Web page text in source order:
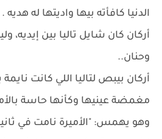
الدنيا كافأته بيها واديتها له هديه .
أركان كان شايل تاليا بين إيديه،
وحنان..
أركان بيبص لتاليا اللي كانت
مغمضة عينيها وكأنها حاسة
وهو يهمس: "الأميرة نامت في